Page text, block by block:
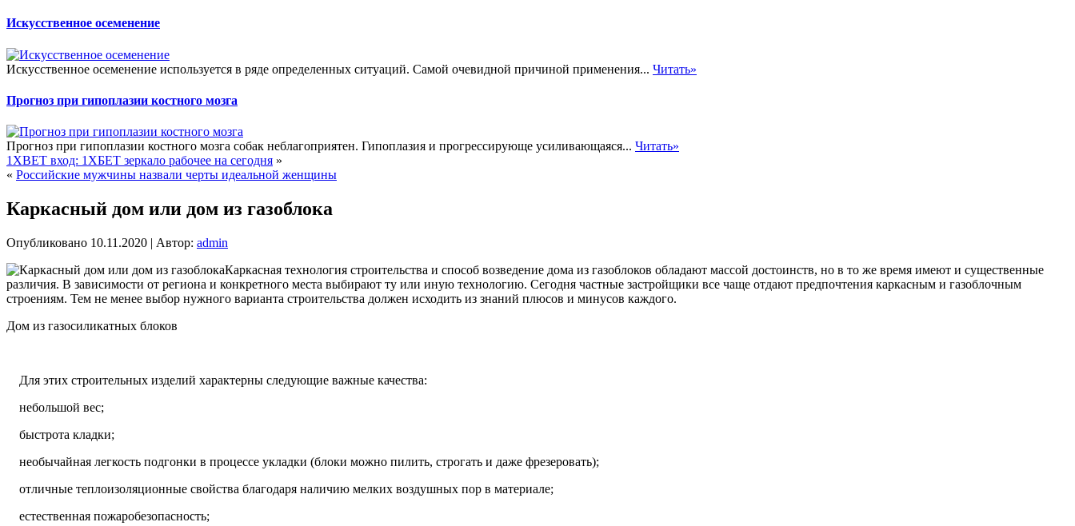
Искусственное осеменение
Искусственное осеменение используется в ряде определенных ситуаций. Самой очевидной причиной применения... Читать»
Прогноз при гипоплазии костного мозга
Прогноз при гипоплазии костного мозга собак неблагоприятен. Гипоплазия и прогрессирующе усиливающаяся... Читать»
1XBET вход: 1ХБЕТ зеркало рабочее на сегодня »
« Российские мужчины назвали черты идеальной женщины
Каркасный дом или дом из газоблока
Опубликовано 10.11.2020 | Автор: admin
Каркасная технология строительства и способ возведение дома из газоблоков обладают массой достоинств, но в то же время имеют и существенные
различия. В зависимости от региона и конкретного места выбирают ту или иную технологию. Сегодня частные застройщики все чаще отдают предпочтения каркасным и газоблочным
строениям. Тем не менее выбор нужного варианта строительства должен исходить из знаний плюсов и минусов каждого.
Дом из газосиликатных блоков
Для этих строительных изделий характерны следующие важные качества:
небольшой вес;
быстрота кладки;
необычайная легкость подгонки в процессе укладки (блоки можно пилить, строгать и даже фрезеровать);
отличные теплоизоляционные свойства благодаря наличию мелких воздушных пор в материале;
естественная пожаробезопасность;